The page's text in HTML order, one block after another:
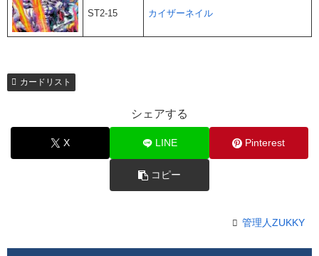
ST2-15 カイザーネイル
カードリスト
シェアする
X LINE Pinterest
コピー
管理人ZUKKY